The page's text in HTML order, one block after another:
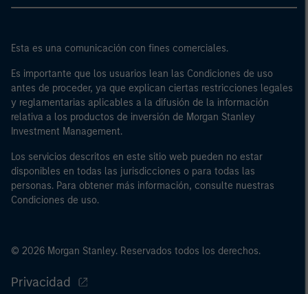
Esta es una comunicación con fines comerciales.
Es importante que los usuarios lean las Condiciones de uso
antes de proceder, ya que explican ciertas restricciones legales
y reglamentarias aplicables a la difusión de la información
relativa a los productos de inversión de Morgan Stanley
Investment Management.
Los servicios descritos en este sitio web pueden no estar
disponibles en todas las jurisdicciones o para todas las
personas. Para obtener más información, consulte nuestras
Condiciones de uso.
© 2026 Morgan Stanley. Reservados todos los derechos.
Privacidad